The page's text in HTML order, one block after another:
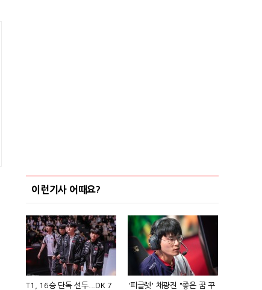
이런기사 어때요?
T1, 16승 단독 선두...DK 7 '피글렛' 채광진 "좋은 꿈 꾸